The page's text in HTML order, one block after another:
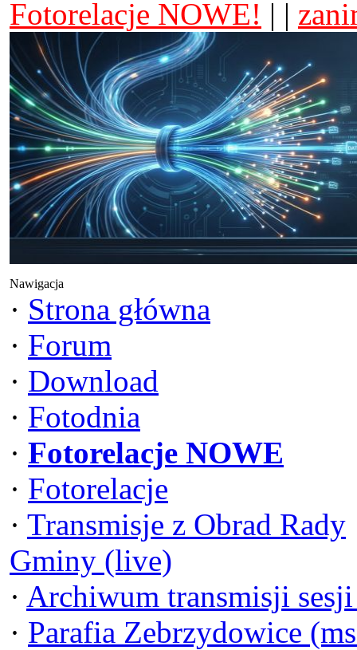
Fotorelacje NOWE! | |
Nawigacja
· Strona główna
· Forum
· Download
· Fotodnia
· Fotorelacje NOWE
· Fotorelacje
· Transmisje z Obrad Rady
Gminy (live)
· Archiwum transmisji
· Parafia Zebrzydowice